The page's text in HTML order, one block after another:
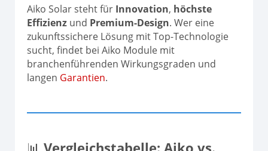
Aiko Solar steht für Innovation, höchste
Effizienz und Premium-Design. Wer eine
zukunftssichere Lösung mit Top-Technologie
sucht, findet bei Aiko Module mit
branchenführenden Wirkungsgraden und
langen Garantien.
📊 Vergleichstabelle: Aiko vs.